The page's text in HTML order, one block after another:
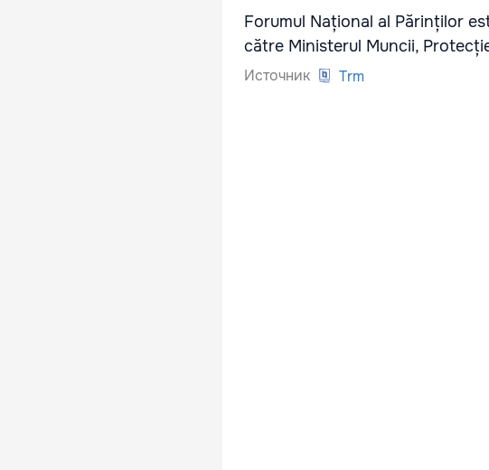
Forumul Național al Părinților
către Ministerul Muncii,
Источник Trm